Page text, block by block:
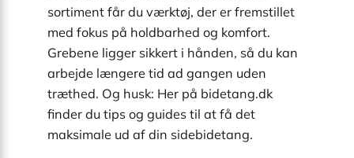
sortiment får du værktøj, der er fremstillet
med fokus på holdbarhed og komfort.
Grebene ligger sikkert i hånden, så du kan
arbejde længere tid ad gangen uden
træthed. Og husk: Her på bidetang.dk
finder du tips og guides til at få det
maksimale ud af din sidebidetang.